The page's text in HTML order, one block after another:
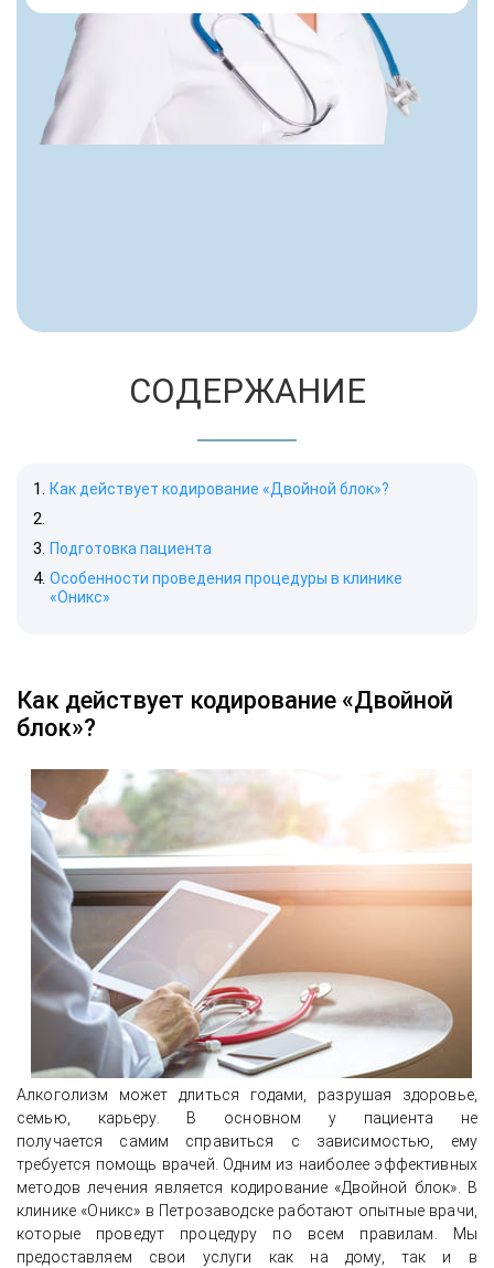
СОДЕРЖАНИЕ
Как действует кодирование «Двойной блок»?
Подготовка пациента
Особенности проведения процедуры в клинике
«Оникс»
Как действует кодирование «Двойной
блок»?
Алкоголизм может длиться годами, разрушая здоровье,
семью, карьеру. В основном у пациента не
получается самим справиться с зависимостью, ему
требуется помощь врачей. Одним из наиболее эффективных
методов лечения является кодирование «Двойной блок». В
клинике «Оникс» в Петрозаводске работают опытные врачи,
которые проведут процедуру по всем правилам. Мы
предоставляем свои услуги как на дому, так и в